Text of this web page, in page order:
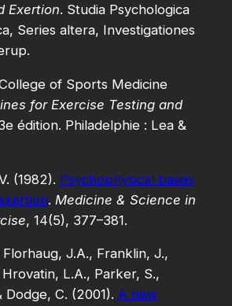
Exertion. Studia Psychologica
Series altera, Investigationes
of Sports Medicine
for Exercise Testing and
édition. Philadelphie : Lea &
(1982). Psychophysical bases
. Medicine & Science in
, 14(5), 377–381.
J.A., Franklin, J.,
L.A., Parker, S.,
Dodge, C. (2001). A new